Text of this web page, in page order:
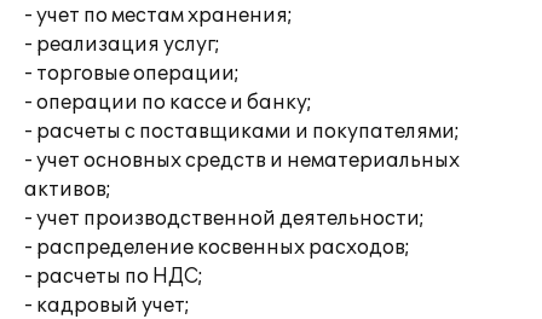
- учет по местам хранения;
- реализация услуг;
- торговые операции;
- операции по кассе и банку;
- расчеты с поставщиками и покупателями;
- учет основных средств и нематериальных
активов;
- учет производственной деятельности;
- распределение косвенных расходов;
- расчеты по НДС;
- кадровый учет;